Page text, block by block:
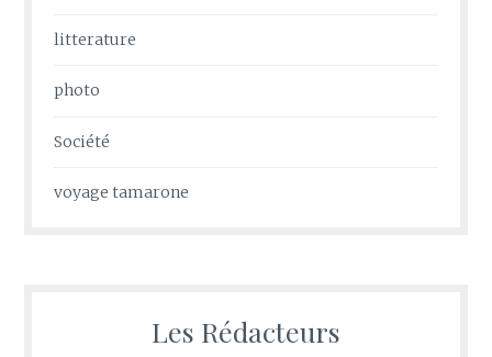
litterature
photo
Société
voyage tamarone
Les Rédacteurs